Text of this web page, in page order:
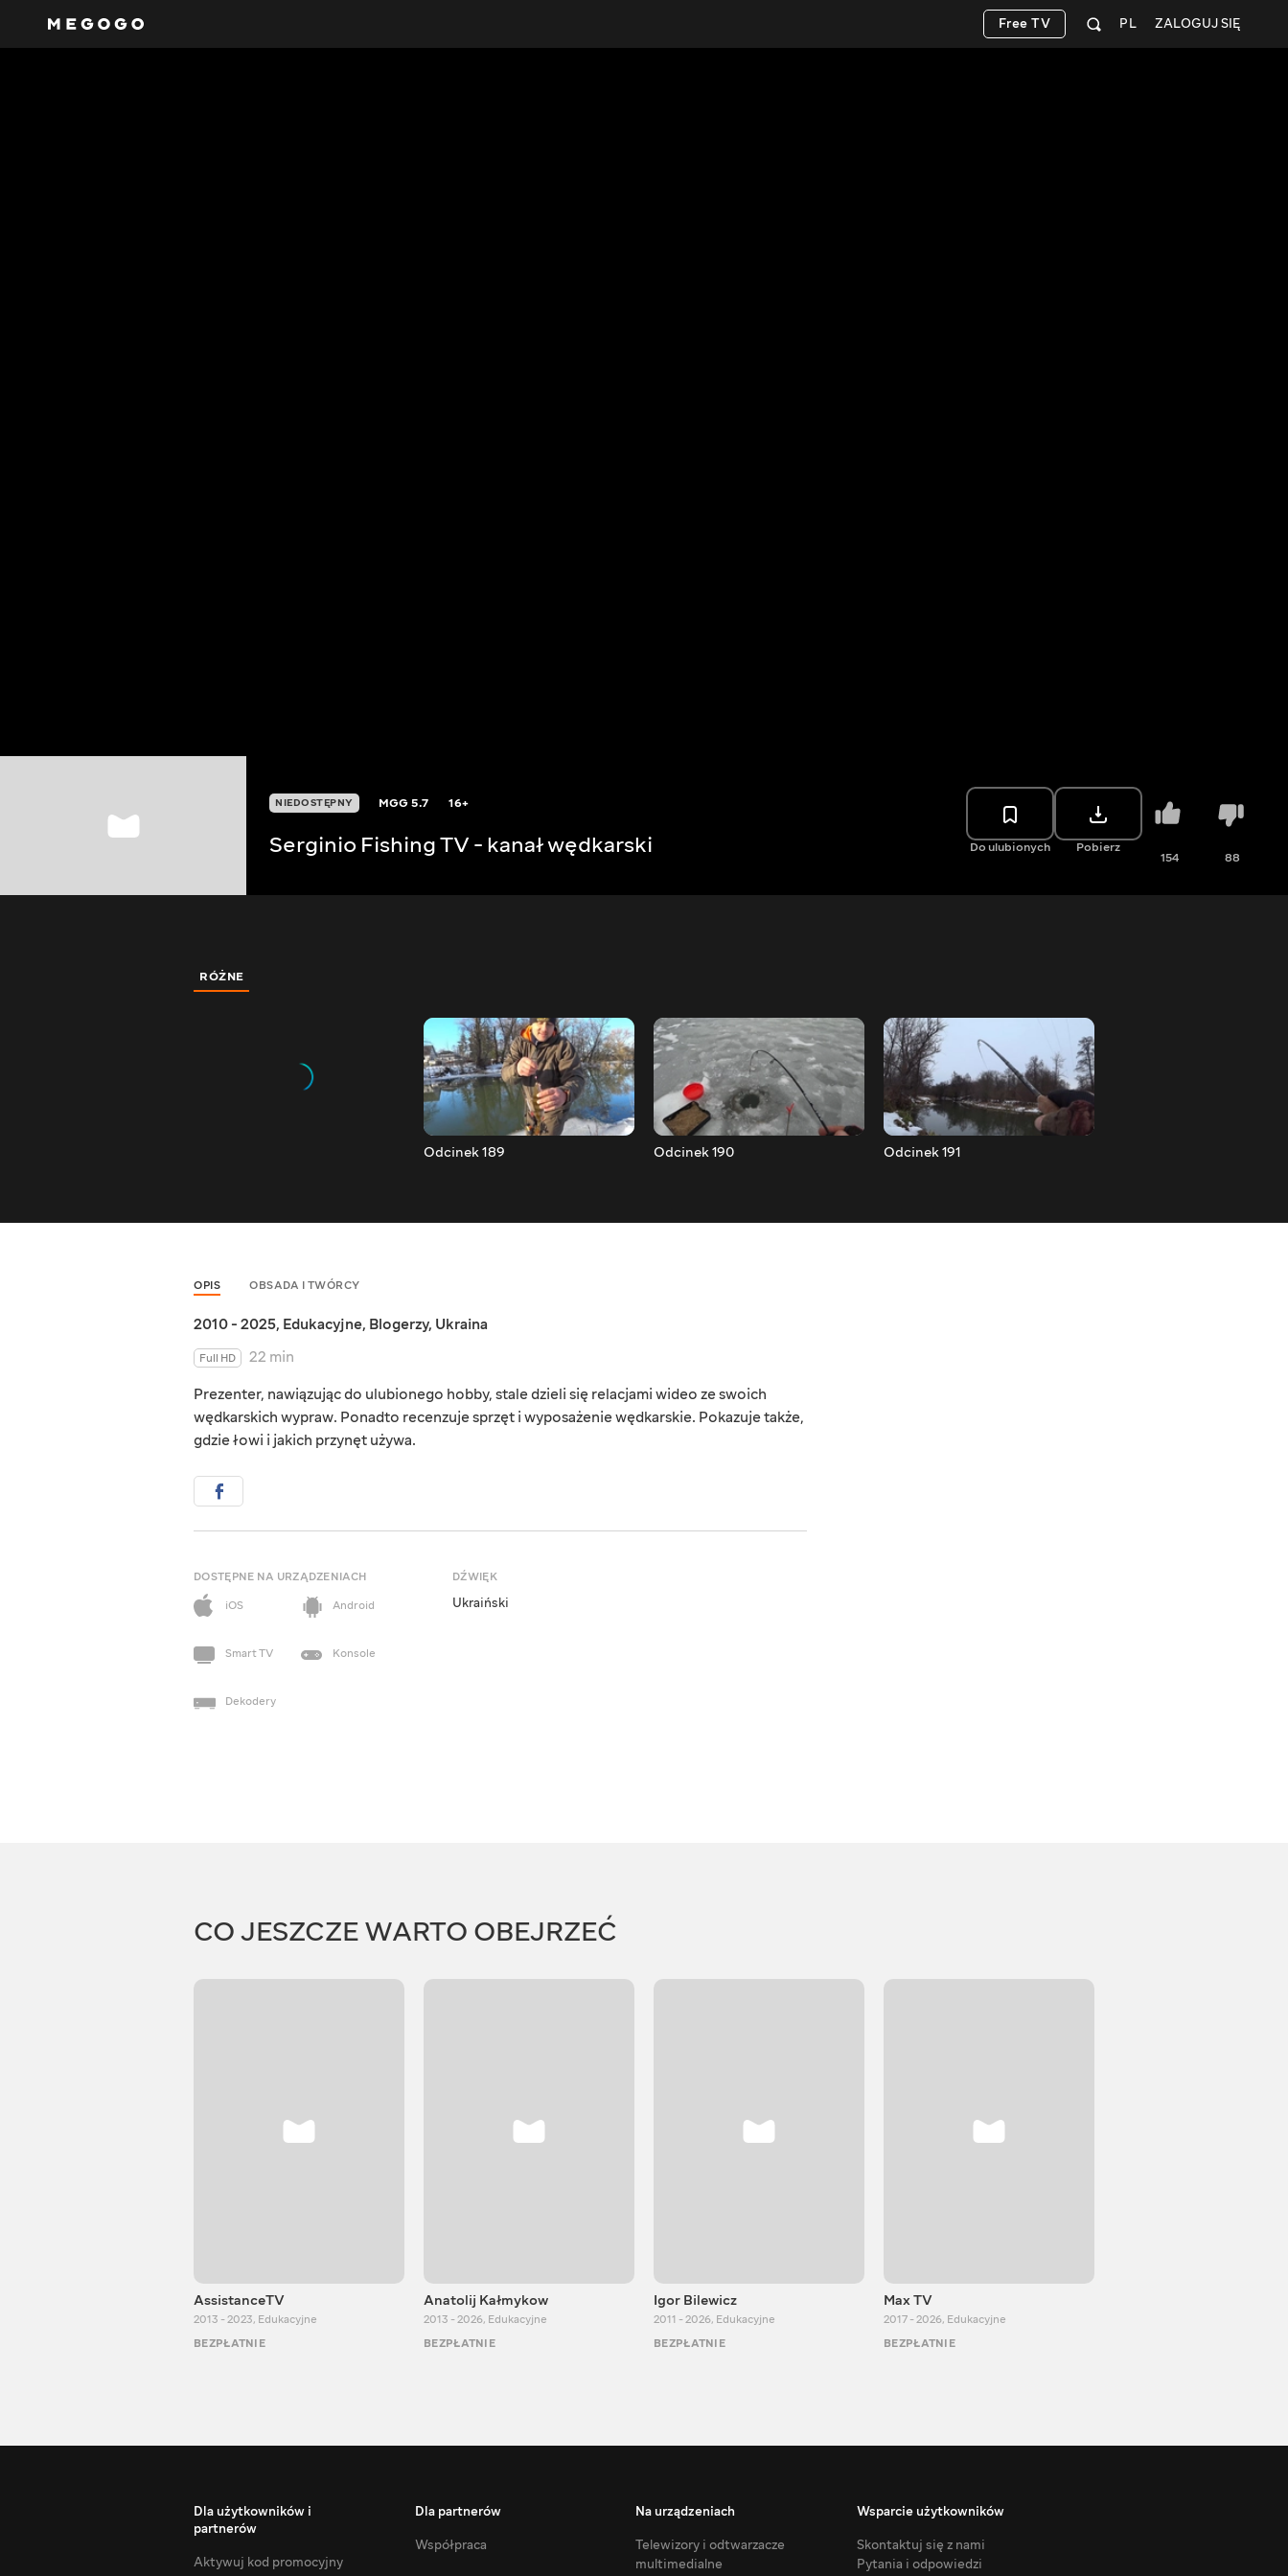
ZALOGUJ SIĘ
PL
Free TV
NIEDOSTĘPNY MGG5.7 16+
Serginio Fishing TV - kanał wędkarski Do ulubionych Pobierz
154 88
RÓŻNE
Odcinek 189 Odcinek 190 Odcinek 191
OPIS OBSADA I TWÓRCY
2010 - 2025, Edukacyjne, Blogerzy, Ukraina
Full HD
22 min
Prezenter, nawiązując do ulubionego hobby, stale dzieli się relacjami wideo ze swoich
wędkarskich wypraw. Ponadto recenzuje sprzęt i wyposażenie wędkarskie. Pokazuje także,
gdzie łowi i jakich przynęt używa.
DOSTĘPNE NA URZĄDZENIACH
iOS
Android
Smart TV Konsole
Dekodery
DŹWIĘK
Ukraiński
CO JESZCZE WARTO OBEJRZEĆ
AssistanceTV
2013 - 2023, Edukacyjne
BEZPŁATNIE
Anatolij Kałmykow
2013 - 2026, Edukacyjne
BEZPŁATNIE
Igor Bilewicz
2011 - 2026, Edukacyjne
BEZPŁATNIE
Max TV
2017 - 2026, Edukacyjne
BEZPŁATNIE
Dla użytkowników i
partnerów
Aktywuj kod promocyjny
Dla partnerów
Współpraca
Na urządzeniach
Telewizory i odtwarzacze
multimedialne
Wsparcie użytkowników
Skontaktuj się z nami
Pytania i odpowiedzi